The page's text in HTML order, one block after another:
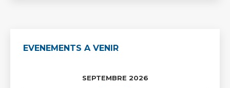
EVENEMENTS A VENIR
SEPTEMBRE 2026